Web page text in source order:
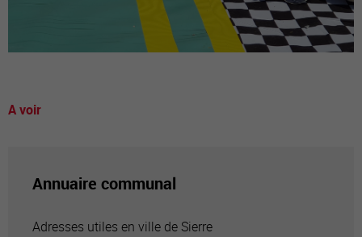
A voir
Annuaire communal
Adresses utiles en ville de Sierre